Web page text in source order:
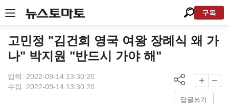
구독
고민정 "김건희 영국 여왕 장례식 왜 가
나" 박지원 "반드시 가야 해"
입력: 2022-09-14 13:30:20
수정: 2022-09-14 13:30:20
답글쓰기